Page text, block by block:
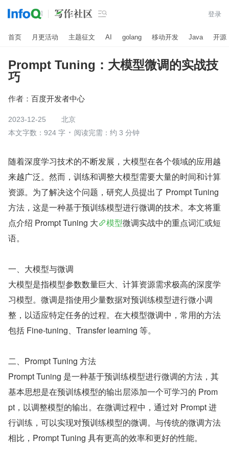
 登录
首页 月更活动 主题征文 AI golang 移动开发 Java 开源
Prompt Tuning：大模型微调的实战技
巧
作者： 百度开发者中心
2023-12-25
北京
本文字数：924 字
阅读完需：约 3 分钟
随着深度学习技术的不断发展，大模型在各个领域的应用越
来越广泛。然而，训练和调整大模型需要大量的时间和计算
资源。为了解决这个问题，研究人员提出了 Prompt Tuning
方法，这是一种基于预训练模型进行微调的技术。本文将重
点介绍 Prompt Tuning 大
模型微调实战中的重点词汇或短
语。
一、大模型与微调
大模型是指模型参数数量巨大、计算资源需求极高的深度学
习模型。微调是指使用少量数据对预训练模型进行微小调
整，以适应特定任务的过程。在大模型微调中，常用的方法
包括 Fine-tuning、Transfer learning 等。
二、Prompt Tuning 方法
Prompt Tuning 是一种基于预训练模型进行微调的方法，其
基本思想是在预训练模型的输出层添加一个可学习的 Prom
pt，以调整模型的输出。在微调过程中，通过对 Prompt 进
行训练，可以实现对预训练模型的微调。与传统的微调方法
相比，Prompt Tuning 具有更高的效率和更好的性能。